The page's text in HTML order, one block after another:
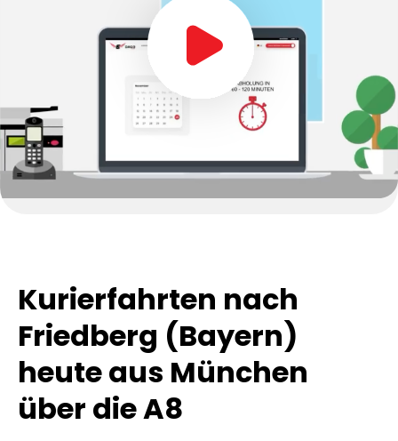
Kurierfahrten nach
Friedberg (Bayern)
heute aus München
über die A8